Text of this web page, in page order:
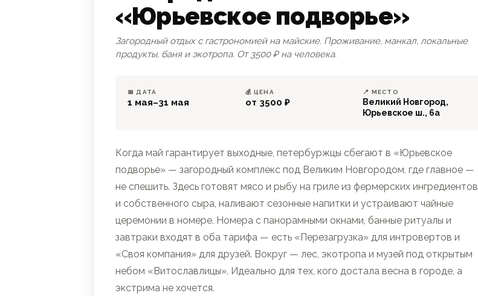
«Юрьевское подворье»
Загородный отдых с гастрономией на майские. Проживание, манкал, локальные
продукты, баня и экотропа. От 3500 ₽ на человека.
📅 ДАТА
1 мая–31 мая
💰 ЦЕНА
от 3500 ₽
📍 МЕСТО
Великий Новгород,
Юрьевское ш., 6а
Когда май гарантирует выходные, петербуржцы сбегают в «Юрьевское
подворье» — загородный комплекс под Великим Новгородом, где главное —
не спешить. Здесь готовят мясо и рыбу на гриле из фермерских ингредиентов
и собственного сыра, наливают сезонные напитки и устраивают чайные
церемонии в номере. Номера с панорамными окнами, банные ритуалы и
завтраки входят в оба тарифа — есть «Перезагрузка» для интровертов и
«Своя компания» для друзей. Вокруг — лес, экотропа и музей под открытым
небом «Витославлицы». Идеально для тех, кого достала весна в городе, а
экстрима не хочется.